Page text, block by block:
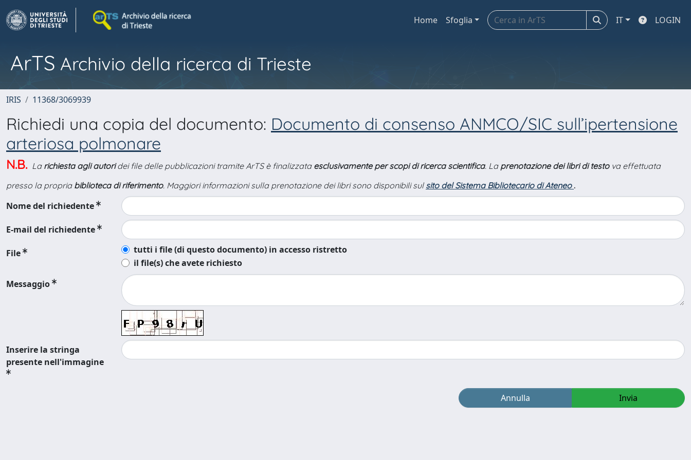
Home Sfoglia IT LOGIN
ArTS Archivio della ricerca di Trieste
IRIS 11368/3069939
Richiedi una copia del documento: Documento di consenso ANMCO/SIC sull’ipertensione
arteriosa polmonare
N.B. La richiesta agli autoridei file delle pubblicazioni tramite ArTS è finalizzata esclusivamente per scopi di ricerca scientifica. La prenotazione dei libri di testova effettuata
presso la propria biblioteca di riferimento. Maggiori informazioni sulla prenotazione dei libri sono disponibili sul sito del Sistema Bibliotecario di Ateneo .
Nome del richiedente
E-mail del richiedente
File
tutti i file (di questo documento) in accesso ristretto
il file(s) che avete richiesto
Messaggio
Inserire la stringa
presente nell'immagine
Annulla Invia